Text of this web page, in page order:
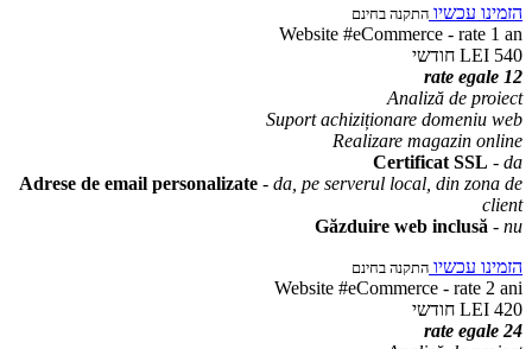
הזמינו עכשיו התקנה בחינם
Website #eCommerce - rate 1 an
540 LEI
חודשי
12 rate egale
Analiză de proiect
Suport achiziționare domeniu web
Realizare magazin online
Certificat SSL - da
Adrese de email personalizate - da, pe serverul local, din zona de
client
Găzduire web inclusă - nu
הזמינו עכשיו התקנה בחינם
Website #eCommerce - rate 2 ani
420 LEI
חודשי
24 rate egale